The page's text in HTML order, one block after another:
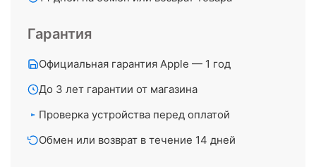
Гарантия
Официальная гарантия Apple — 1 год
До 3 лет гарантии от магазина
Проверка устройства перед оплатой
Обмен или возврат в течение 14 дней